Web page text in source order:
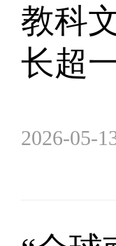
教科
长超
2026-05-